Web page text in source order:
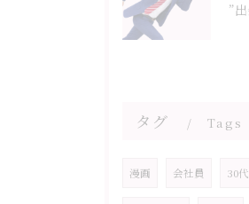
タグ Tags
漫画 会社員 30代